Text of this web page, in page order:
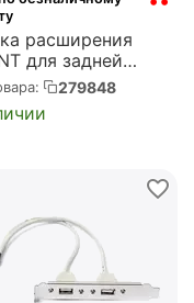
расширения
для задней
корпуса, 1xCOM
oem (C097)
279848